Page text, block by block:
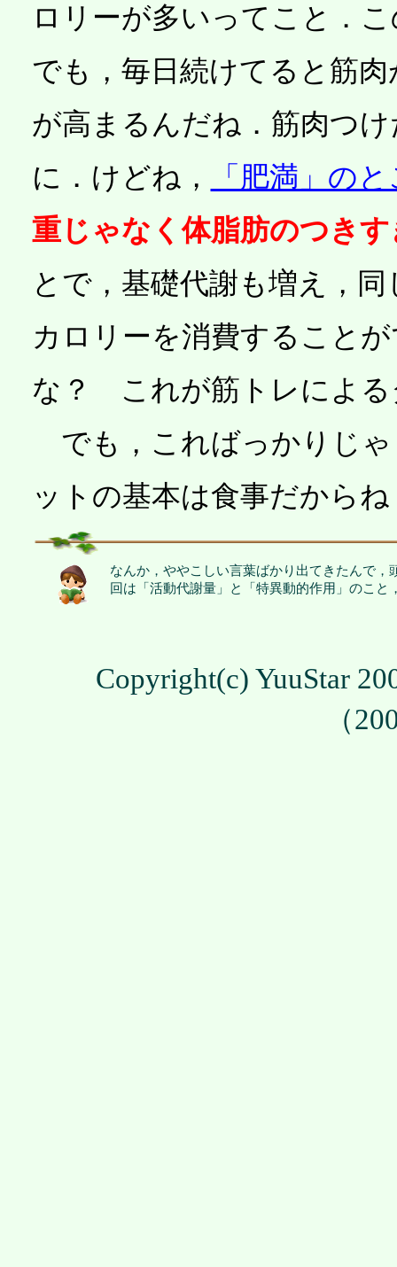
ロリーが多いってこと．
でも，毎日続けてると筋
が高まるんだね．筋肉つ
に．けどね，
「肥満」の
重じゃなく体脂肪のつきす
とで，基礎代謝も増え，
カロリーを消費すること
な？ これが筋トレによる
でも，こればっかりじ
ットの基本は食事だからね
なんか，ややこしい言葉ばかり出てきたんで
回は「活動代謝量」と「特異動的作用」のこ
Copyright(c) YuuStar
（